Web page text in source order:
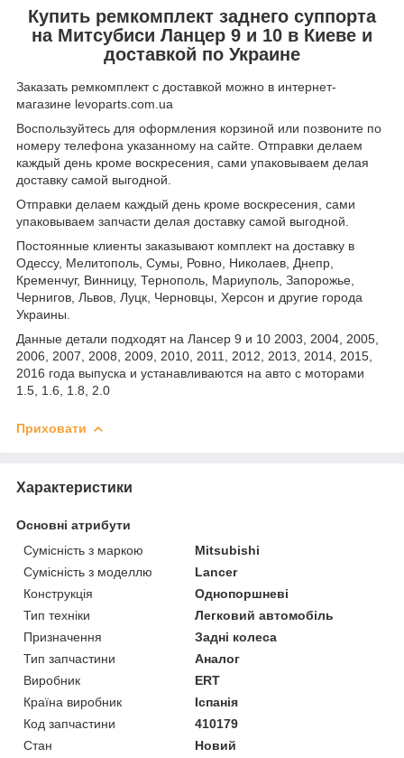
Купить ремкомплект заднего суппорта
на Митсубиси Ланцер 9 и 10 в Киеве и
доставкой по Украине
Заказать ремкомплект с доставкой можно в интернет-
магазине levoparts.com.ua
Воспользуйтесь для оформления корзиной или позвоните по
номеру телефона указанному на сайте. Отправки делаем
каждый день кроме воскресения, сами упаковываем делая
доставку самой выгодной.
Отправки делаем каждый день кроме воскресения, сами
упаковываем запчасти делая доставку самой выгодной.
Постоянные клиенты заказывают комплект на доставку в
Одессу, Мелитополь, Сумы, Ровно, Николаев, Днепр,
Кременчуг, Винницу, Тернополь, Мариуполь, Запорожье,
Чернигов, Львов, Луцк, Черновцы, Херсон и другие города
Украины.
Данные детали подходят на Лансер 9 и 10 2003, 2004, 2005,
2006, 2007, 2008, 2009, 2010, 2011, 2012, 2013, 2014, 2015,
2016 года выпуска и устанавливаются на авто с моторами
1.5, 1.6, 1.8, 2.0
Приховати
Характеристики
Основні атрибути
Сумісність з маркою
Mitsubishi
Сумісність з моделлю
Lancer
Конструкція
Однопоршневі
Тип техніки
Легковий автомобіль
Призначення
Задні колеса
Тип запчастини
Аналог
Виробник
ERT
Країна виробник
Іспанія
Код запчастини
410179
Стан
Новий